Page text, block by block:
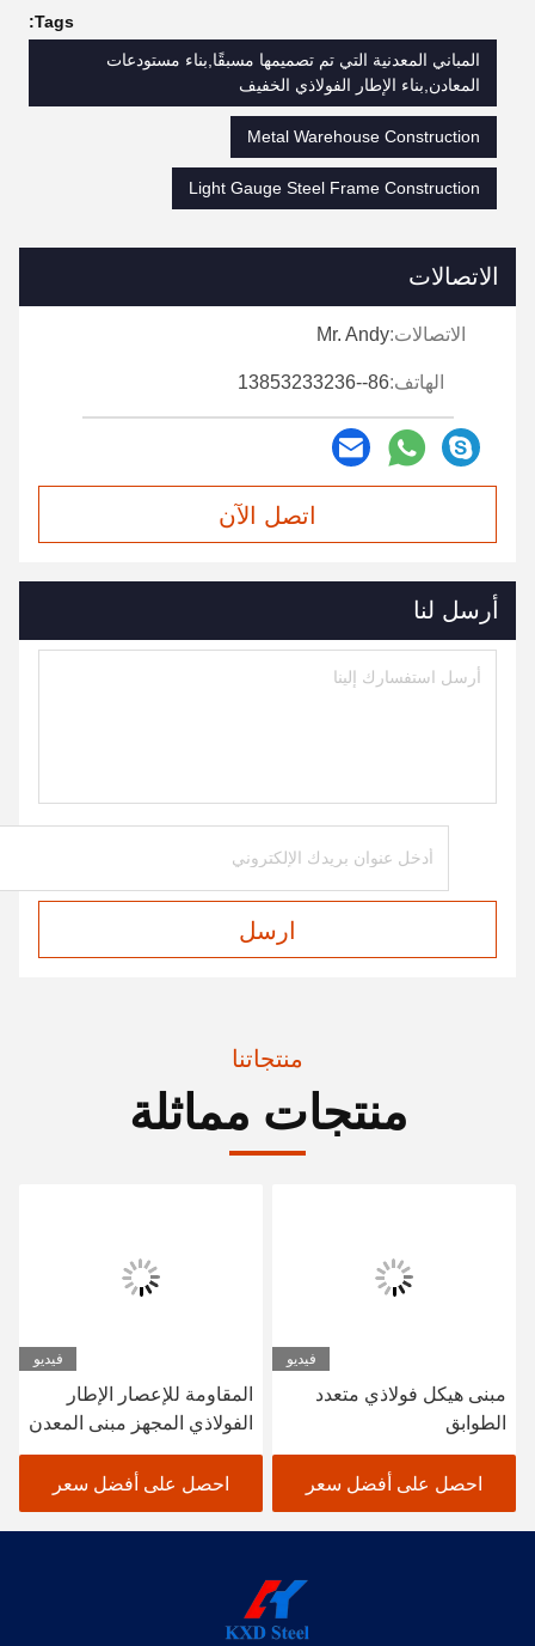
Tags:
المباني المعدنية التي تم تصميمها مسبقًا,بناء مستودعات
المعادن,بناء الإطار الفولاذي الخفيف
Metal Warehouse Construction
Light Gauge Steel Frame Construction
الاتصالات
الاتصالات:Mr. Andy
الهاتف:86--13853233236
اتصل الآن
أرسل لنا
ارسل
منتجاتنا
منتجات مماثلة
فيديو
مبنى هيكل فولاذي متعدد
الطوابق
احصل على أفضل سعر
فيديو
المقاومة للإعصار الإطار
الفولاذي المجهز مبنى المعدن
مستودع حظيرة مكتب
احصل على أفضل سعر